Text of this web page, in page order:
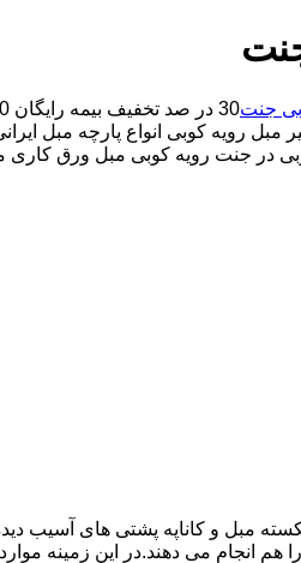
جنت30 در صد تخفیف بیمه رایگان 09193609760-آقای امین شفیعخانی شبانه روزی کارگران مجرب تعمیر مبل محدوده جنت
مبل رویه کوبی انواع پارچه مبل
در جنت رویه کوبی مبل ورق کاری
مبل و کاناپه پشتی های آسیب
هم انجام می دهند.در این زمینه